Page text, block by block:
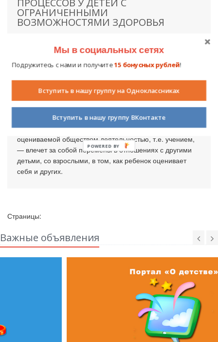
ПРОЦЕССОВ У ДЕТЕЙ С
ОГРАНИЧЕННЫМИ
ВОЗМОЖНОСТЯМИ ЗДОРОВЬЯ
Младший школьный возраст – это период, когда под
воздействием новой, учебной деятельности изменяется
намеренности, осмысленности, способности следовать
определенным правилам, нормам поведения. Новое
для ребенка положение в обществе – положение
человека, который занят общественно важной и
оцениваемой обществом деятельностью, т.е. учением,
— влечет за собой перемены в отношениях с другими
детьми, со взрослыми, в том, как ребенок оценивает
себя и других.
Страницы:
Важные объявления
Мы в социальных сетях
Подружитесь с нами и получите15 бонусных рублей!
Вступить в нашу группу на Одноклассниках
Вступить в нашу группу ВКонтакте
POWERED BY